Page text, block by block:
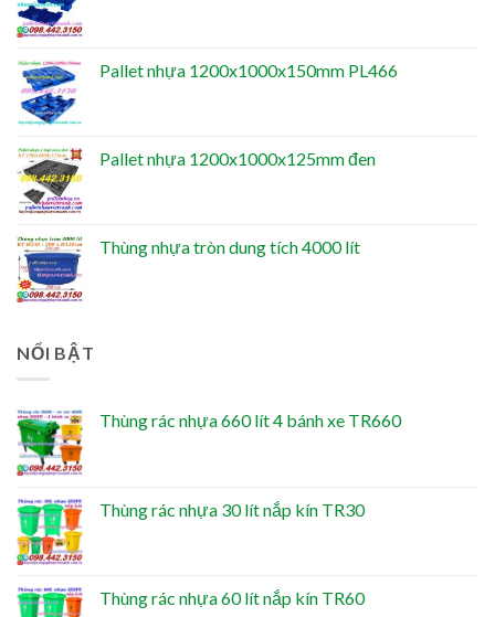
Pallet nhựa 1200x1000x150mm PL466
Pallet nhựa 1200x1000x125mm đen
Thùng nhựa tròn dung tích 4000 lít
NỔI BẬT
Thùng rác nhựa 660 lít 4 bánh xe TR660
Thùng rác nhựa 30 lít nắp kín TR30
Thùng rác nhựa 60 lít nắp kín TR60